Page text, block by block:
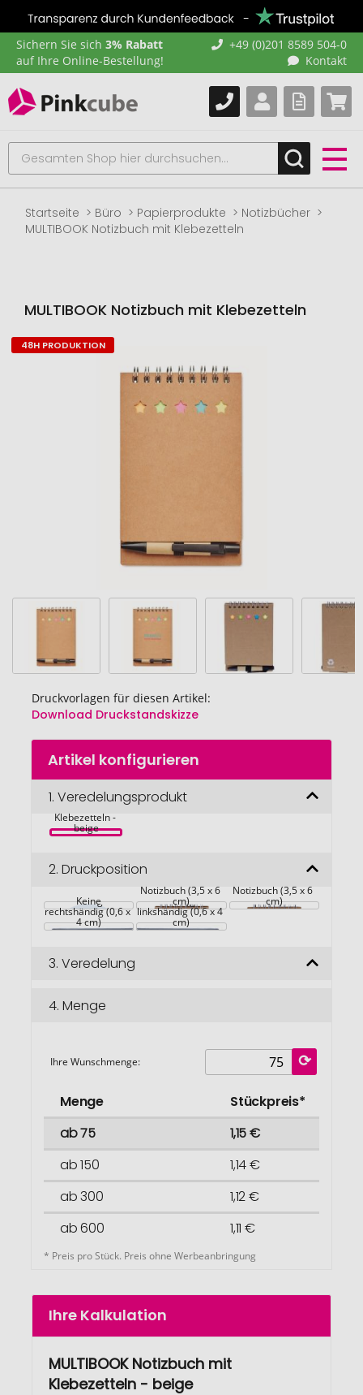
Sichern Sie sich 3% Rabatt
auf Ihre Online-Bestellung!
+49 (0)201 8589 504-0
Kontakt
Startseite Büro Papierprodukte
Notizbücher
MULTIBOOK Notizbuch mit Klebezetteln
MULTIBOOK Notizbuch mit Klebezetteln
Zum
Druckvorlagen für diesen Artikel:
Download Druckstandskizze
Zum
Anfang
Bildgalerie
springen
48H PRODUKTION
Artikel konfigurieren
1. Veredelungsprodukt
MULTIBOOK
Klebezetteln -
beige
2. Druckposition
Keine
Notizbuch (3,5 x 6
cm)
Notizbuch (3,5 x 6
cm)
Stift Bügel
rechtshändig (0,6 x
4 cm)
Stift Bügel
linkshändig (0,6 x 4
cm)
3. Veredelung
4. Menge
Ihre Wunschmenge:
Menge
Stückpreis*
ab 75
1,15 €
ab 150
1,14 €
ab 300
1,12 €
ab 600
1,11 €
* Preis pro Stück. Preis ohne Werbeanbringung
Ihre Kalkulation
MULTIBOOK Notizbuch mit
Klebezetteln - beige